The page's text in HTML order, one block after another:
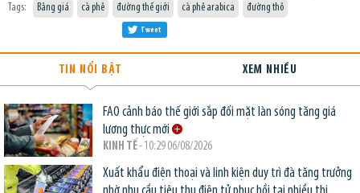
Tags: Bảng giá cà phê đường thế giới cà phê arabica đường thô
Tweet
TIN NỔI BẬT XEM NHIỀU
FAO cảnh báo thế giới sắp đối mặt làn sóng tăng giá
lương thực mới
KINH TẾ- 10:29 06/08/2026
Xuất khẩu điện thoại và linh kiện duy trì đà tăng trưởng